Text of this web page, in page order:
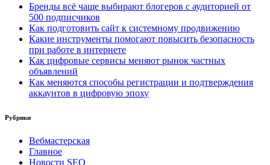
Бренды всё чаще выбирают блогеров с аудиторией от
500 подписчиков
Как подготовить сайт к системному продвижению
Какие инструменты помогают повысить безопасность
при работе в интернете
Как цифровые сервисы меняют рынок частных
объявлений
Как меняются способы регистрации и подтверждения
аккаунтов в цифровую эпоху
Рубрики
Вебмастерская
Главное
Новости SEO